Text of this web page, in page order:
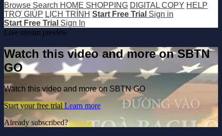
Browse Search HOME SHOPPING DIGITAL COPY HELP
TRỢ GIÚP LỊCH TRÌNH Start Free Trial Sign in
Start Free Trial Sign In
Live stream preview
Watch this video and more on SBTN
GO
Watch this video and more on SBTN GO
Start your free trial Learn more
Already subscribed?Sign in